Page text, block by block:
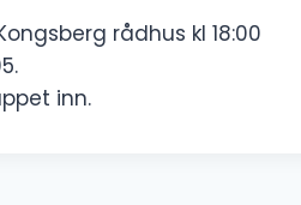
rådhus kl 18:00
inn.